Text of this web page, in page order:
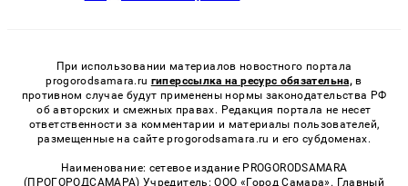
При использовании материалов новостного портала
progorodsamara.ru гиперссылка на ресурс обязательна, в
противном случае будут применены нормы законодательства РФ
об авторских и смежных правах. Редакция портала не несет
ответственности за комментарии и материалы пользователей,
размещенные на сайте progorodsamara.ru и его субдоменах.
Наименование: сетевое издание PROGORODSAMARA
(ПРОГОРОДСАМАРА) Учредитель: ООО «Город Самара». Главный